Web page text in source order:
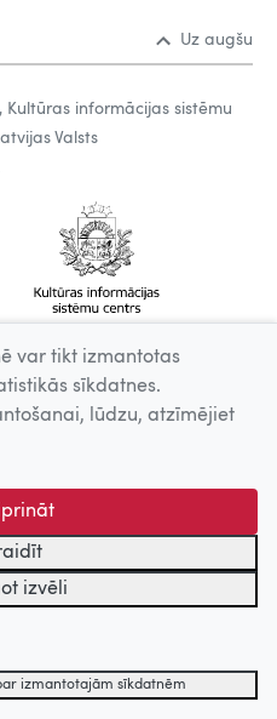
Uz augšu
informācijas sistēmu
Valsts
var tikt izmantotas
sīkdatnes.
lūdzu, atzīmējiet
izvēli
izmantotajām sīkdatnēm